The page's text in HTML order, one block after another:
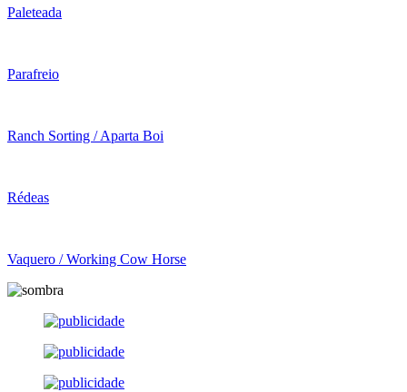
Paleteada
Parafreio
Ranch Sorting / Aparta Boi
Rédeas
Vaquero / Working Cow Horse